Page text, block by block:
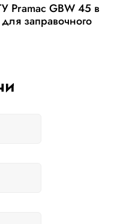
Pramac GBW 45 в
заправочного